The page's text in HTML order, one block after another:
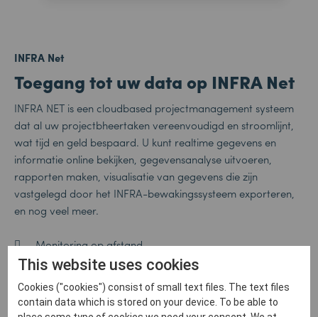
INFRA Net
Toegang tot uw data op INFRA Net
INFRA NET is een cloudbased projectmanagement systeem
dat al uw projectbheertaken vereenvoudigd en stroomlijnt,
wat tijd en geld bespaard. U kunt realtime gegevens en
informatie online bekijken, gegevensanalyse uitvoeren,
rapporten maken, visualisatie van gegevens die zijn
vastgelegd door het INFRA-bewakingssysteem exporteren,
en nog veel meer.
Monitoring op afstand
Geen bemanning op locatie nodig
Geautomatiseerde tracking en communicatie van de
sensoren
Geautomatiseerde instrumentendiagnostiek
This website uses cookies
Cookies ("cookies") consist of small text files. The text files
contain data which is stored on your device. To be able to